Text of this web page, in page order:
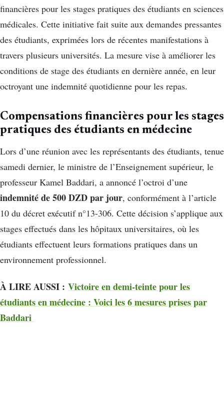
financières pour les stages pratiques des étudiants en sciences
médicales. Cette initiative fait suite aux demandes pressantes
des étudiants, exprimées lors de récentes manifestations à
travers plusieurs universités. La mesure vise à améliorer les
conditions de stage des étudiants en dernière année, en leur
octroyant une indemnité quotidienne pour les repas.
Compensations financières pour les stages
pratiques des étudiants en médecine
Lors d’une réunion avec les représentants des étudiants, tenue
samedi dernier, le ministre de l’Enseignement supérieur, le
professeur Kamel Baddari, a annoncé l’octroi d’une
indemnité de 500 DZD par jour, conformément à l’article
10 du décret exécutif n°13-306. Cette décision s’applique aux
stages effectués dans les hôpitaux universitaires, où les
étudiants effectuent leurs formations pratiques dans un
environnement professionnel.
À LIRE AUSSI : Victoire en demi-teinte pour les
étudiants en médecine : Voici les 6 mesures prises par
Baddari